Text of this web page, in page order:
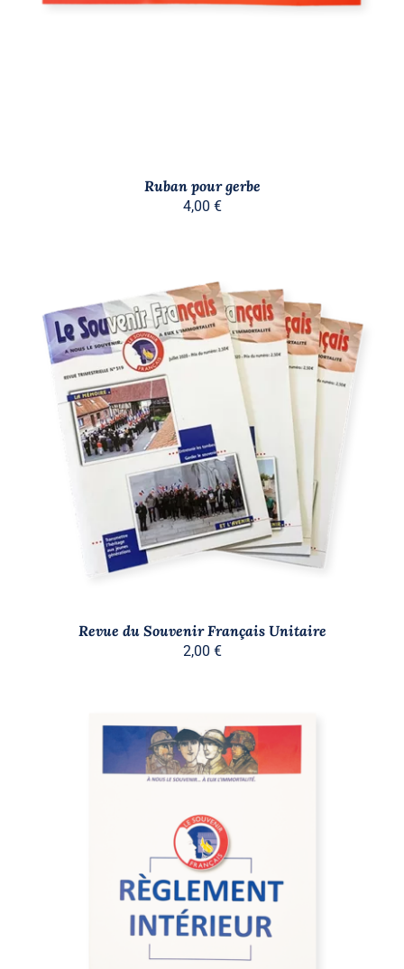
Ruban pour gerbe
4,00 €
AJOUTER AU PANIER
DÉTAILS
Revue du Souvenir Français Unitaire
2,00 €
AJOUTER AU PANIER